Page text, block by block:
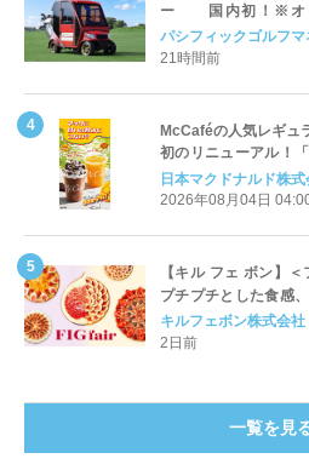
ー 国内初！※オリ
Cart（エアコンカー
パシフィックゴルフ
21時間前
McCaféの人気レギュ
初のリニューアル！
ッペ」「マンゴース
開始
日本マクドナルド株式
2026年08月04日
【キル フェ ボン】
プチプチとした食感
をたっぷりと。新作
登場8月20日（木）ス
キルフェボン株式会社
2日前
一覧を見